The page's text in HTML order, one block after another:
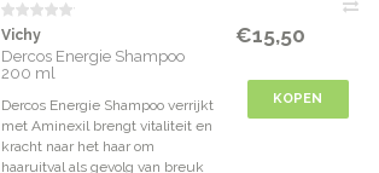
Vichy
Dercos Energie Shampoo
200 ml
Dercos Energie Shampoo verrijkt
met Aminexil brengt vitaliteit en
kracht naar het haar om
haaruitval als gevolg van breuk
€15,50
KOPEN